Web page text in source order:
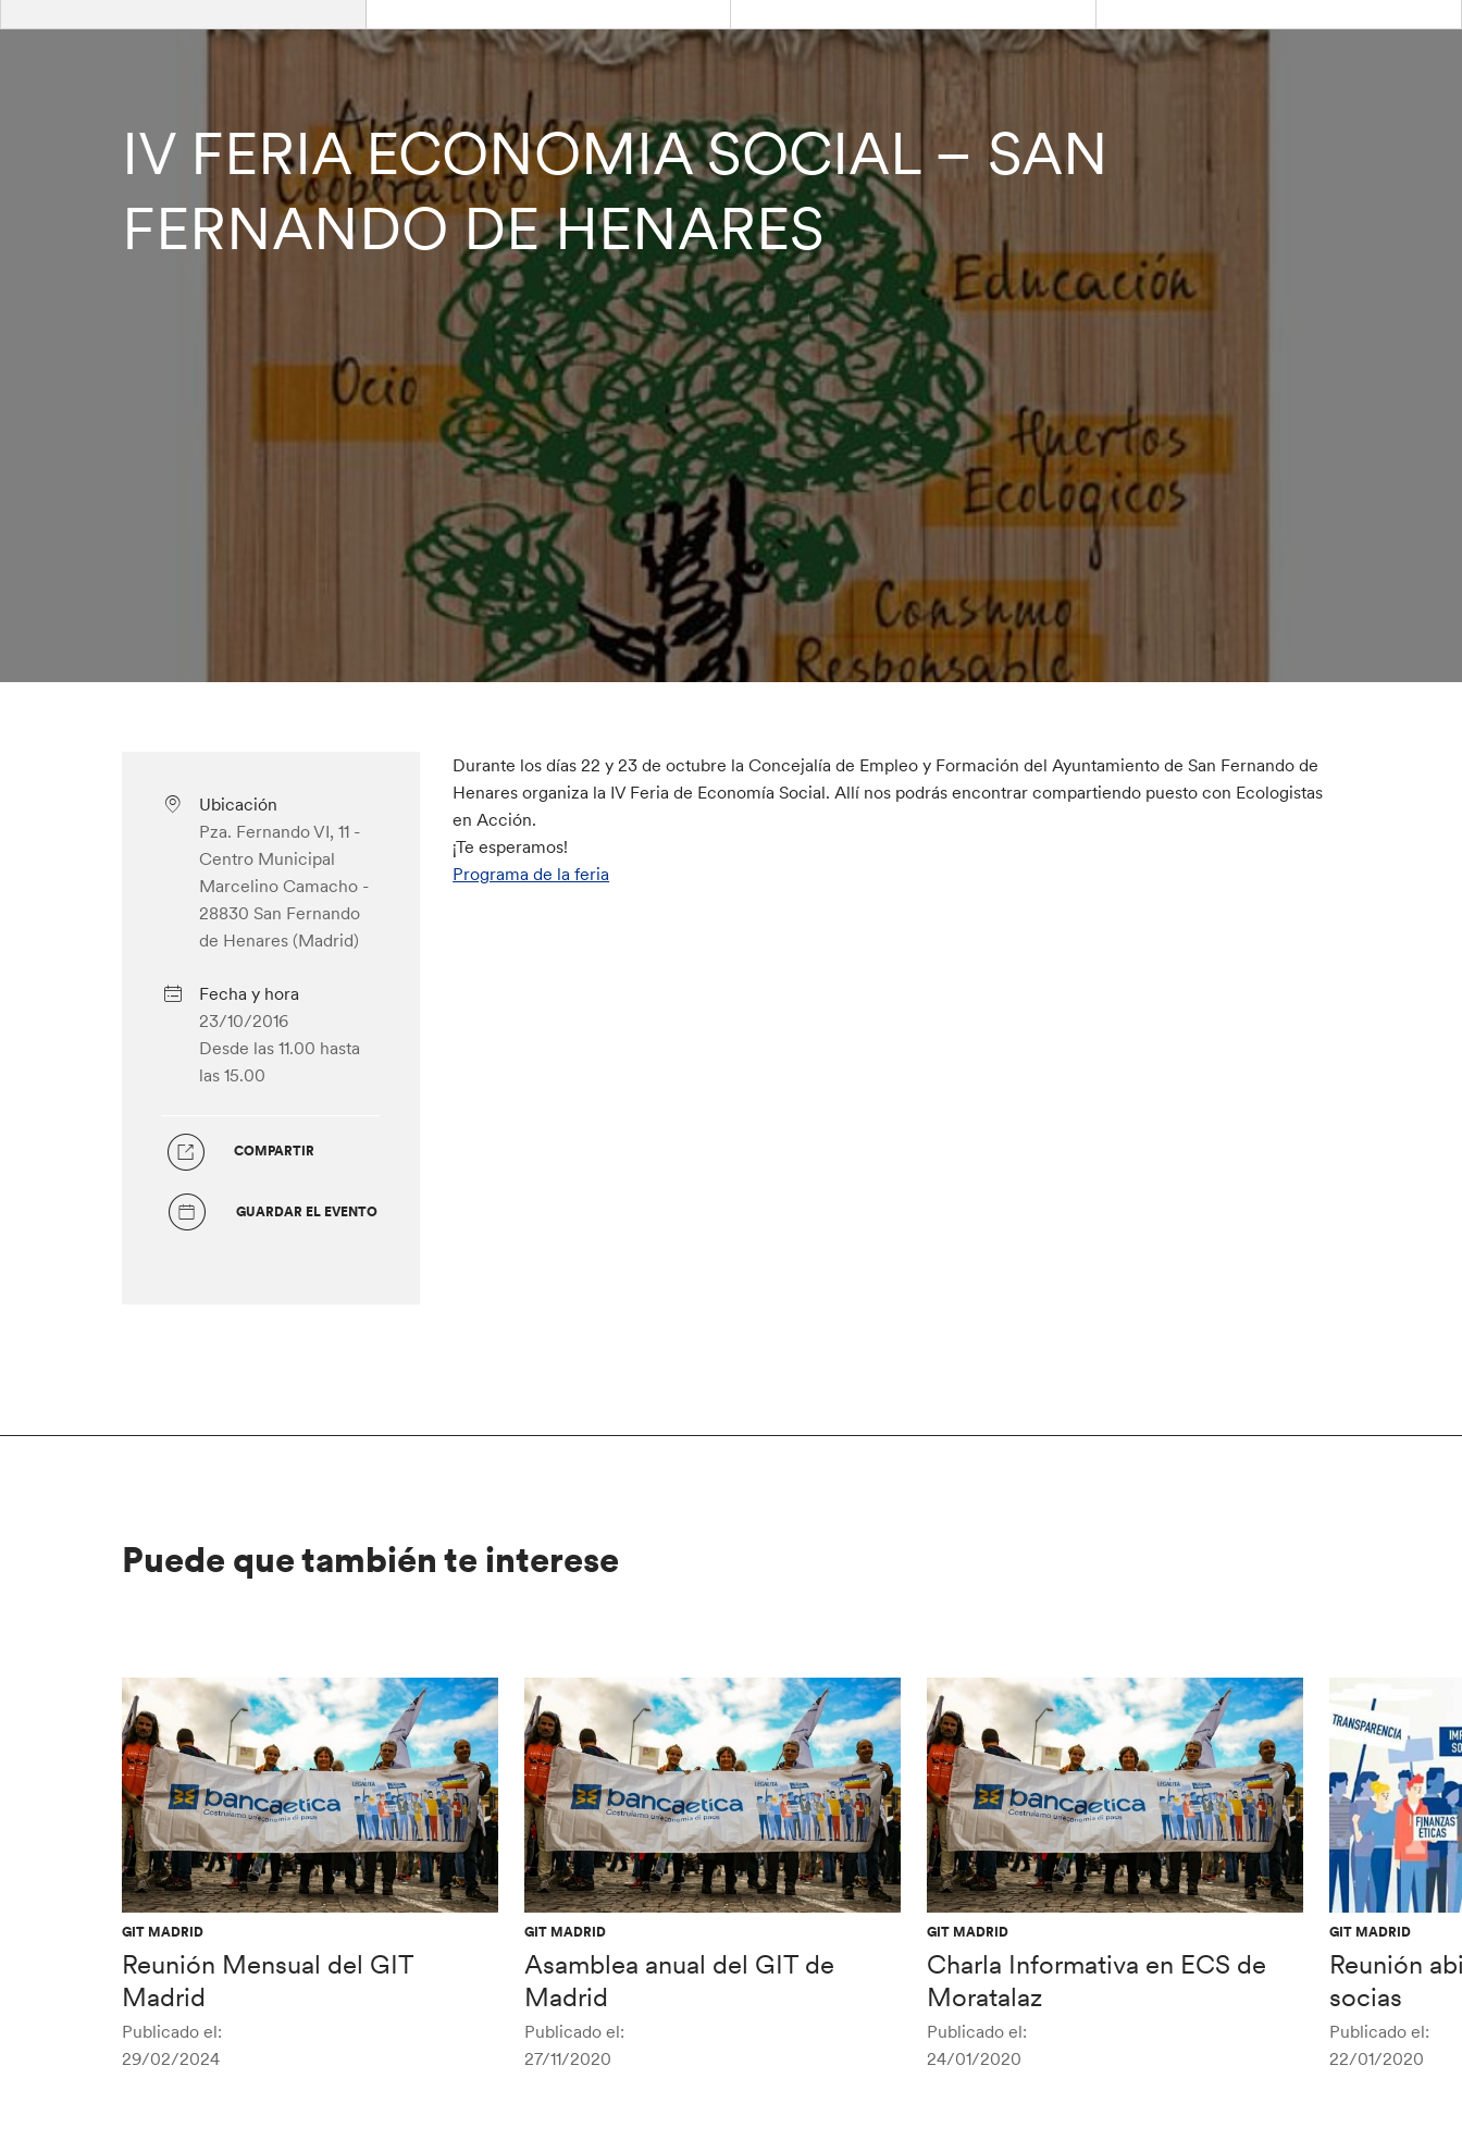
IV FERIA ECONOMIA SOCIAL – SAN
FERNANDO DE HENARES
Ubicación
Pza. Fernando VI, 11 -
Centro Municipal
Marcelino Camacho -
28830 San Fernando
de Henares (Madrid)
Fecha y hora
23/10/2016
Desde las 11.00 hasta
las 15.00
COMPARTIR
GUARDAR EL EVENTO
Durante los días 22 y 23 de octubre la Concejalía de Empleo y Formación del Ayuntamiento de San Fernando de
Henares organiza la IV Feria de Economía Social. Allí nos podrás encontrar compartiendo puesto con Ecologistas
en Acción.
¡Te esperamos!
Programa de la feria
Puede que también te interese
GIT MADRID
Reunión Mensual del GIT
Madrid
Publicado el:
29/02/2024
GIT MADRID
Asamblea anual del GIT de
Madrid
Publicado el:
27/11/2020
GIT MADRID
Charla Informativa en ECS de
Moratalaz
Publicado el:
24/01/2020
GIT MADRID
Reunión
socias
Publicado el:
22/01/2020